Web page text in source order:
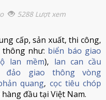
5288 Lượt xem
cấp, sản xuất, thi công,
như: biển báo giao
lan mềm), lan can cầu
đảo giao thông vòng
quang, cọc tiêu chóp
đầu tại Việt Nam.